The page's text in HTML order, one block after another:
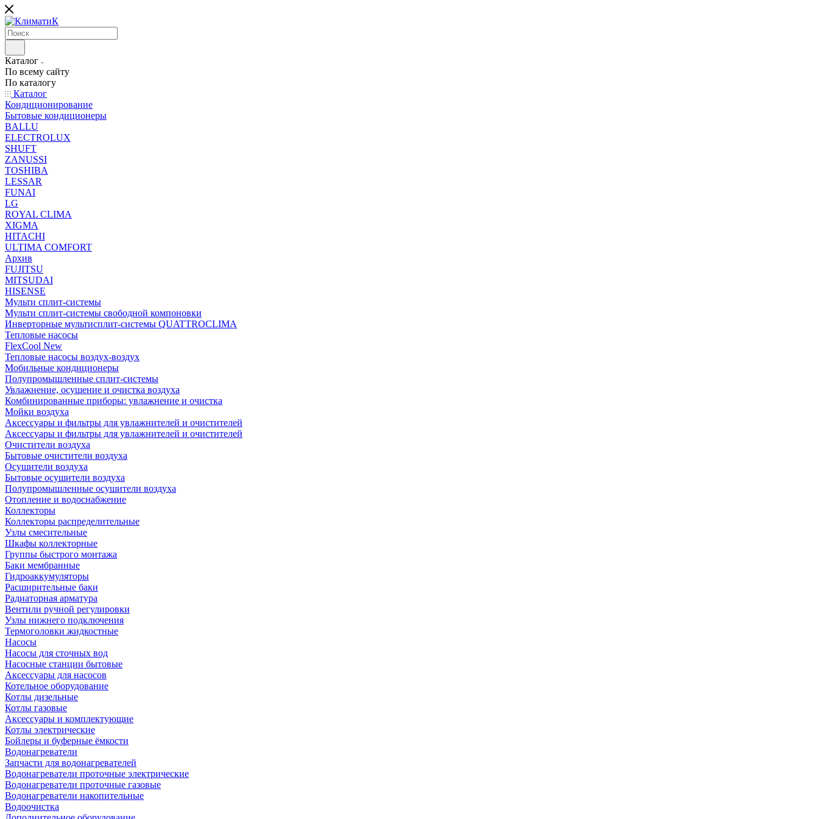
Каталог
По всему сайту
По каталогу
Каталог
Кондиционирование
Бытовые кондиционеры
BALLU
ELECTROLUX
SHUFT
ZANUSSI
TOSHIBA
LESSAR
FUNAI
LG
ROYAL CLIMA
XIGMA
HITACHI
ULTIMA COMFORT
Архив
FUJITSU
MITSUDAI
HISENSE
Мульти сплит-системы
Мульти сплит-системы свободной компоновки
Инверторные мультисплит-системы QUATTROCLIMA
Тепловые насосы
FlexCool New
Тепловые насосы воздух-воздух
Мобильные кондиционеры
Полупромышленные сплит-системы
Увлажнение, осушение и очистка воздуха
Комбинированные приборы: увлажнение и очистка
Мойки воздуха
Аксессуары и фильтры для увлажнителей и очистителей
Аксессуары и фильтры для увлажнителей и очистителей
Очистители воздуха
Бытовые очистители воздуха
Осушители воздуха
Бытовые осушители воздуха
Полупромышленные осушители воздуха
Отопление и водоснабжение
Коллекторы
Коллекторы распределительные
Узлы смесительные
Шкафы коллекторные
Группы быстрого монтажа
Баки мембранные
Гидроаккумуляторы
Расширительные баки
Радиаторная арматура
Вентили ручной регулировки
Узлы нижнего подключения
Термоголовки жидкостные
Насосы
Насосы для сточных вод
Насосные станции бытовые
Аксессуары для насосов
Котельное оборудование
Котлы дизельные
Котлы газовые
Аксессуары и комплектующие
Котлы электрические
Бойлеры и буферные ёмкости
Водонагреватели
Запчасти для водонагревателей
Водонагреватели проточные электрические
Водонагреватели проточные газовые
Водонагреватели накопительные
Водоочистка